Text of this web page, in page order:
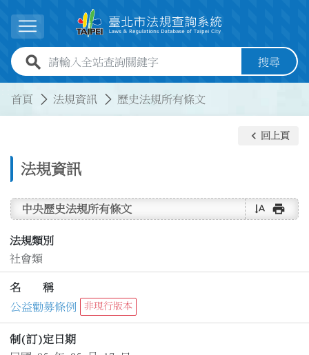
展開選單
全站查詢關鍵字欄位 搜尋
首頁 法規資訊 歷史法規所有條文
法規資訊
keyboard_arrow_left 回上頁
中央歷史法規所有條文 text_rotate_vertical print
法規類別
社會類
名 稱
公益勸募條例
非現行版本
制(訂)定日期